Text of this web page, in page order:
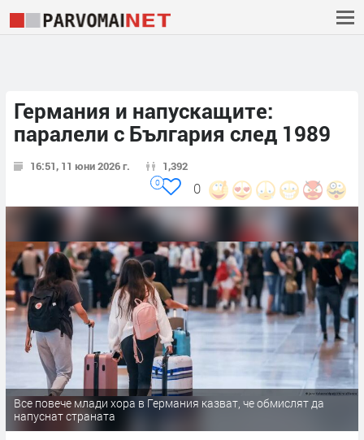
Германия и напускащите:
паралели с България след 1989
16:51, 11 юни 2026 г. 1,392
0
0
Все повече млади хора в Германия казват, че обмислят да
напуснат страната